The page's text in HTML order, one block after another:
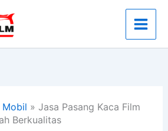
Mobil » Jasa Pasang Kaca Film
Berkualitas